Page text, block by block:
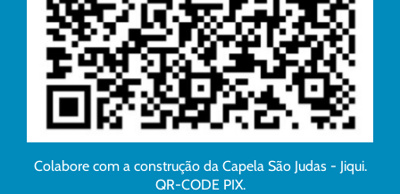
Colabore com a construção da Capela São Judas - Jiqui.
QR-CODE PIX.